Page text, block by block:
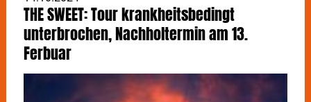
THE SWEET: Tour krankheitsbedingt
unterbrochen, Nachholtermin am 13.
Ferbuar